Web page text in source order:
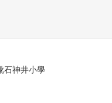
石神井小學